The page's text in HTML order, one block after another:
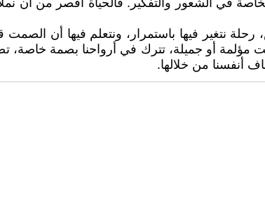
في الشعور والتفكير. فالحياة أقصر من أن
رحلة نتغير فيها باستمرار، ونتعلم فيها أن
مؤلمة أو جميلة، تترك في أرواحنا بصمة خاصة،
أنفسنا من خلالها.